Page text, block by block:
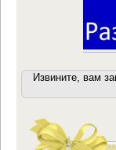
Извините, вам